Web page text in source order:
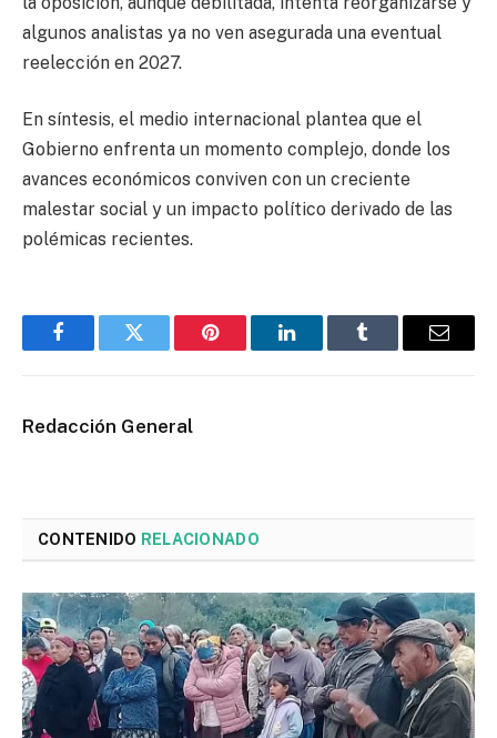
algunos analistas ya no ven asegurada una eventual
reelección en 2027.
En síntesis, el medio internacional plantea que el
Gobierno enfrenta un momento complejo, donde los
avances económicos conviven con un creciente
malestar social y un impacto político derivado de las
polémicas recientes.
FacebookTwitter Pinterest LinkedInTumblr Email
Redacción General
CONTENIDO RELACIONADO